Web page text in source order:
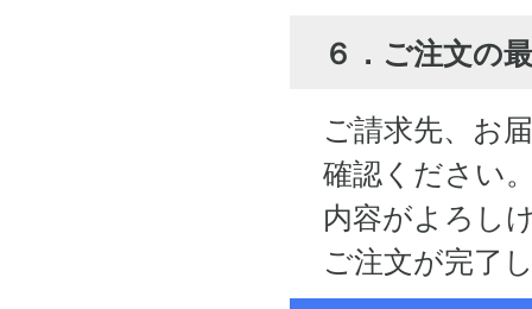
６．ご注文の
ご請求先、お
確認ください
内容がよろし
ご注文が完了